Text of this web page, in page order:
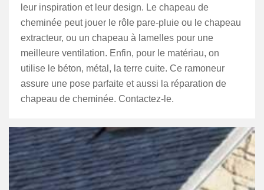
leur inspiration et leur design. Le chapeau de
cheminée peut jouer le rôle pare-pluie ou le chapeau
extracteur, ou un chapeau à lamelles pour une
meilleure ventilation. Enfin, pour le matériau, on
utilise le béton, métal, la terre cuite. Ce ramoneur
assure une pose parfaite et aussi la réparation de
chapeau de cheminée. Contactez-le.